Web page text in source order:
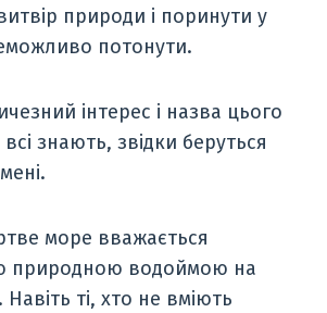
природи і поринути у
потонути.
інтерес і назва цього
знають, звідки беруться
море вважається
природною водоймою на
Навіть ті, хто не вміють